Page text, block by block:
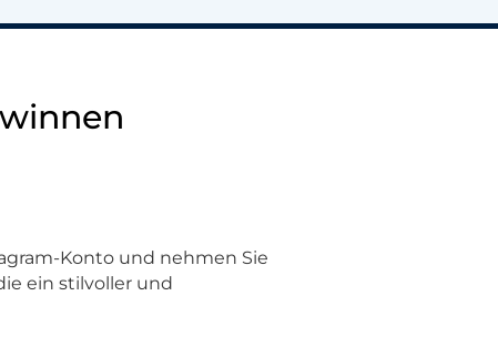
Konto und nehmen Sie
ein stilvoller und